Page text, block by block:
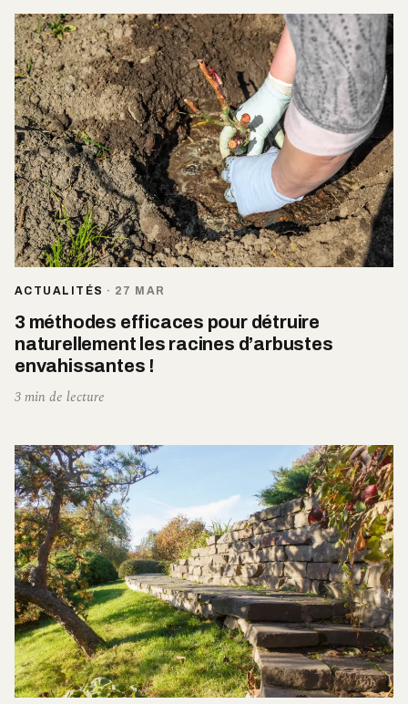
ACTUALITÉS · 27 MAR
3 méthodes efficaces pour détruire
naturellement les racines d’arbustes
envahissantes !
3 min de lecture